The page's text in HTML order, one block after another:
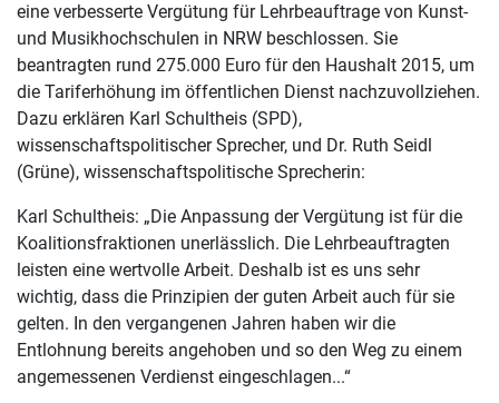
eine verbesserte Vergütung für Lehrbeauftrage von Kunst-
und Musikhochschulen in NRW beschlossen. Sie
beantragten rund 275.000 Euro für den Haushalt 2015, um
die Tariferhöhung im öffentlichen Dienst nachzuvollziehen.
Dazu erklären Karl Schultheis (SPD),
wissenschaftspolitischer Sprecher, und Dr. Ruth Seidl
(Grüne), wissenschaftspolitische Sprecherin:
Karl Schultheis: „Die Anpassung der Vergütung ist für die
Koalitionsfraktionen unerlässlich. Die Lehrbeauftragten
leisten eine wertvolle Arbeit. Deshalb ist es uns sehr
wichtig, dass die Prinzipien der guten Arbeit auch für sie
gelten. In den vergangenen Jahren haben wir die
Entlohnung bereits angehoben und so den Weg zu einem
angemessenen Verdienst eingeschlagen...“